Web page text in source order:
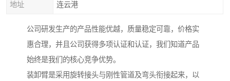
地址 连云港
公司研发生产的产品性能优越，质量稳定可靠，价格实
惠合理，并且公司获得多项认证和认证，我们知道产品
始终是我们的核心竞争优势。
装卸臂是采用旋转接头与刚性管道及弯头衔接起来，以